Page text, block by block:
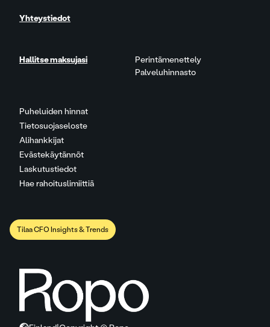
Puheluiden hinnat
Tietosuojaseloste
Alihankkijat
Evästekäytännöt
Laskutustiedot
Hae rahoituslimiittiä
Yhteystiedot
Hallitse maksujasi
Perintämenettely
Palveluhinnasto
Tilaa CFO Insights & Trends